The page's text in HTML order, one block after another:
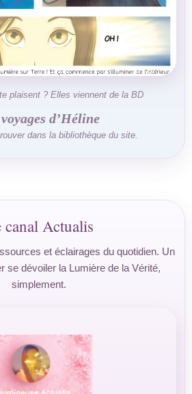
plaisent ? Elles viennent de la BD
d’Héline
dans la bibliothèque du site.
canal Actualis
et éclairages du quotidien. Un
se dévoiler la Lumière de la Vérité,
simplement.